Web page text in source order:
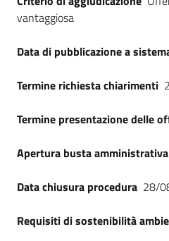
vantaggiosa
Data di pubblicazione a
Termine richiesta chiarimenti
Termine presentazione delle
Apertura busta amministrativa
Data chiusura procedura 28/
Requisiti di sostenibilità